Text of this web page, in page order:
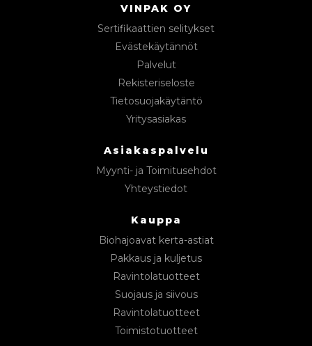
VINPAK OY
Sertifikaattien selitykset
Evästekäytännöt
Palvelut
Rekisteriseloste
Tietosuojakäytäntö
Yritysasiakas
Asiakaspalvelu
Myynti- ja Toimitusehdot
Yhteystiedot
Kauppa
Biohajoavat kerta-astiat
Pakkaus ja kuljetus
Ravintolatuotteet
Suojaus ja siivous
Ravintolatuotteet
Toimistotuotteet